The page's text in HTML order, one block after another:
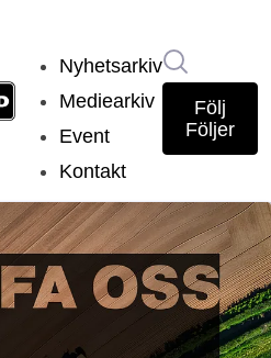
Nyhetsarkiv
Mediearkiv
Event
Kontakt
Följ
Följer